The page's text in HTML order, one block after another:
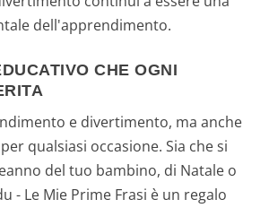
dell'apprendimento.
CHE OGNI
e divertimento, ma anche
per qualsiasi occasione. Sia che si
del tuo bambino, di Natale o
- Le Mie Prime Frasi è un regalo